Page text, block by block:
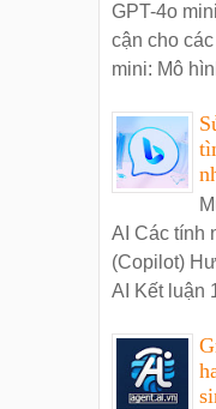
GPT-4o
cận cho
mini: Mô
AI Các tính
(Copilot)
AI Kết luận